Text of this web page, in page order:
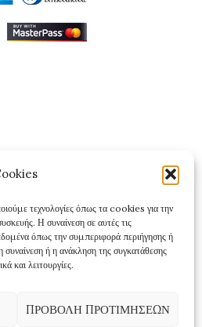
τεχνολογίες όπως τα cookies για την
Η συναίνεση σε αυτές τις
όπως την συμπεριφορά περιήγησης ή
ή η ανάκληση της συγκατάθεσης
και λειτουργίες.
ΠΡΟΒΟΛΉ ΠΡΟΤΙΜΉΣΕΩΝ